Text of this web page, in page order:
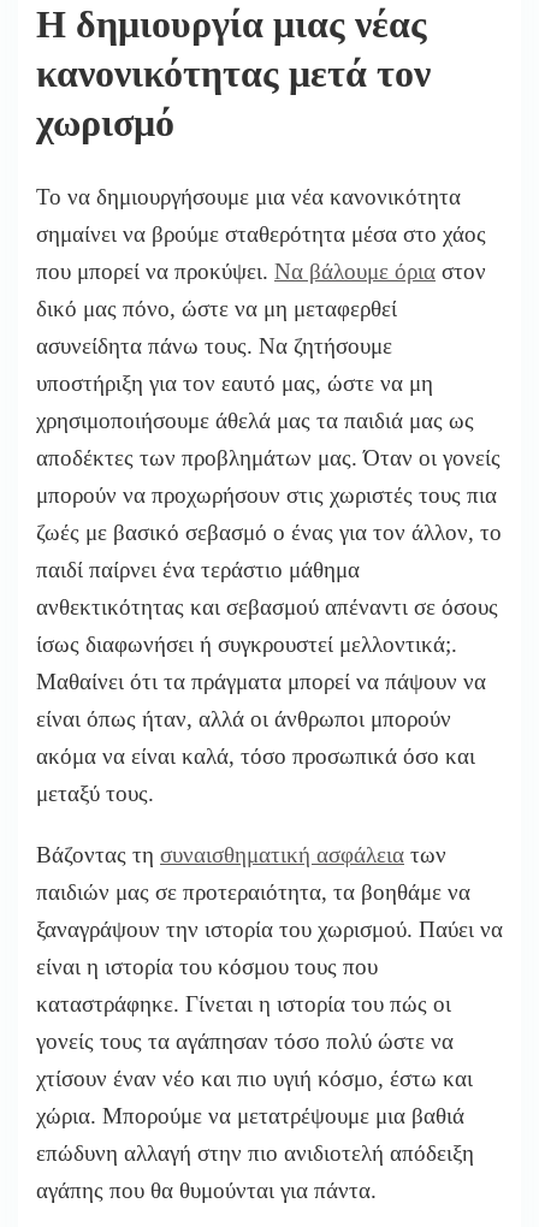
Η δημιουργία μιας νέας
κανονικότητας μετά τον
χωρισμό
Το να δημιουργήσουμε μια νέα κανονικότητα
σημαίνει να βρούμε σταθερότητα μέσα στο χάος
που μπορεί να προκύψει. Να βάλουμε όρια στον
δικό μας πόνο, ώστε να μη μεταφερθεί
ασυνείδητα πάνω τους. Να ζητήσουμε
υποστήριξη για τον εαυτό μας, ώστε να μη
χρησιμοποιήσουμε άθελά μας τα παιδιά μας ως
αποδέκτες των προβλημάτων μας. Όταν οι γονείς
μπορούν να προχωρήσουν στις χωριστές τους πια
ζωές με βασικό σεβασμό ο ένας για τον άλλον, το
παιδί παίρνει ένα τεράστιο μάθημα
ανθεκτικότητας και σεβασμού απέναντι σε όσους
ίσως διαφωνήσει ή συγκρουστεί μελλοντικά;.
Μαθαίνει ότι τα πράγματα μπορεί να πάψουν να
είναι όπως ήταν, αλλά οι άνθρωποι μπορούν
ακόμα να είναι καλά, τόσο προσωπικά όσο και
μεταξύ τους.
Βάζοντας τη συναισθηματική ασφάλεια των
παιδιών μας σε προτεραιότητα, τα βοηθάμε να
ξαναγράψουν την ιστορία του χωρισμού. Παύει να
είναι η ιστορία του κόσμου τους που
καταστράφηκε. Γίνεται η ιστορία του πώς οι
γονείς τους τα αγάπησαν τόσο πολύ ώστε να
χτίσουν έναν νέο και πιο υγιή κόσμο, έστω και
χώρια. Μπορούμε να μετατρέψουμε μια βαθιά
επώδυνη αλλαγή στην πιο ανιδιοτελή απόδειξη
αγάπης που θα θυμούνται για πάντα.